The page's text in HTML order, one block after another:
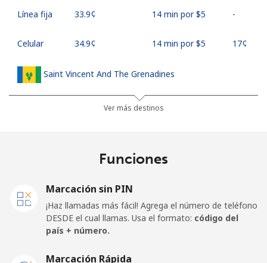
Línea fija ⁦33.9¢⁩ 14 min por ⁦$5⁩ -
Celular ⁦34.9¢⁩ 14 min por ⁦$5⁩ ⁦17¢⁩
Saint Vincent And The Grenadines
16 min por ⁦$5⁩
Línea fija
⁦133.9¢⁩
San Marino
Ver más destinos
Funciones
Marcación sin PIN
¡Haz llamadas más fácil! Agrega el número de teléfono
DESDE el cual llamas. Usa el formato: código del
país + número.
Marcación Rápida